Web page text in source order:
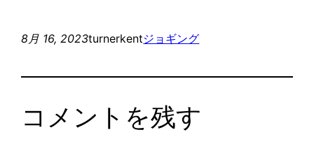
8月 16, 2023turnerkentジョギング
コメントを残す